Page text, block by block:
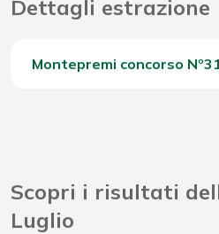
Dettagli estrazione
Montepremi concorso
Scopri i risultati
Luglio